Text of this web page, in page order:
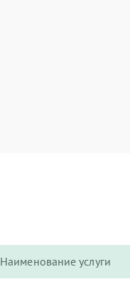
Наименование услуги